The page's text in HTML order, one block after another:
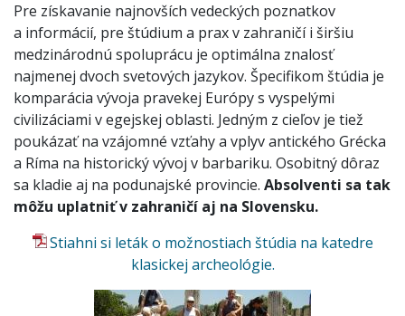
Pre získavanie najnovších vedeckých poznatkov
a informácií, pre štúdium a prax v zahraničí i širšiu
medzinárodnú spoluprácu je optimálna znalosť
najmenej dvoch svetových jazykov. Špecifikom štúdia je
komparácia vývoja pravekej Európy s vyspelými
civilizáciami v egejskej oblasti. Jedným z cieľov je tiež
poukázať na vzájomné vzťahy a vplyv antického Grécka
a Ríma na historický vývoj v barbariku. Osobitný dôraz
sa kladie aj na podunajské provincie. Absolventi sa tak
môžu uplatniť v zahraničí aj na Slovensku.
Stiahni si leták o možnostiach štúdia na katedre
klasickej archeológie.